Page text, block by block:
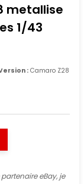
metallise
1/43
:Camaro Z28
eBay, je